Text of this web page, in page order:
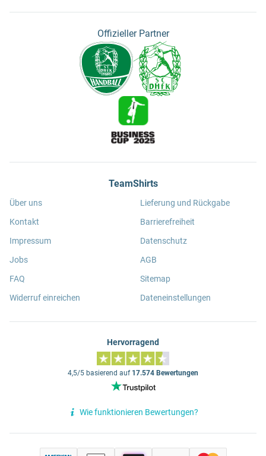
Offizieller Partner
TeamShirts
Über uns
Kontakt
Impressum
Jobs
FAQ
Widerruf einreichen
Lieferung und Rückgabe
Barrierefreiheit
Datenschutz
AGB
Sitemap
Dateneinstellungen
Hervorragend
4,5/5 basierend auf 17.574 Bewertungen
Wie funktionieren Bewertungen?